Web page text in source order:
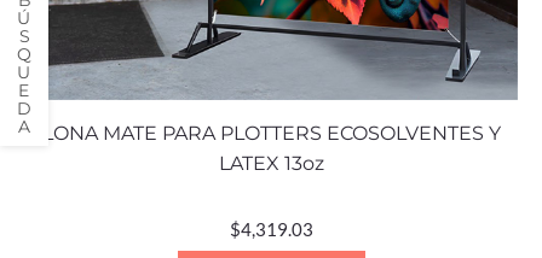
LONA MATE PARA PLOTTERS ECOSOLVENTES Y
LATEX 13oz
$4,319.03